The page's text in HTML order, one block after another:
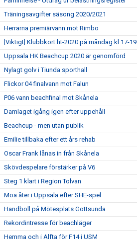
Träningsavgifter säsong 2020/2021
Herrarna premiärvann mot Rimbo
[Viktigt] Klubbkort ht-2020 på måndag kl 17-19
Uppsala HK Beachcup 2020 är genomförd
Nylagt golv i Tiunda sporthall
Flickor 04 finalvann mot Falun
P06 vann beachfinal mot Skånela
Damlaget igång igen efter uppehåll
Beachcup - men utan publik
Emilie tillbaka efter ett års rehab
Oscar Frank lånas in från Skånela
Skövdespelare förstärker på V6
Steg 1 klart i Region Tolvan
Moa åter i Uppsala efter SHE-spel
Handboll på Mötesplats Gottsunda
Rekordintresse för beachläger
Hemma och i Alfta för F14 i USM